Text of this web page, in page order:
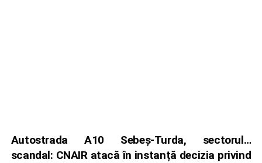
Autostrada A10 Sebeș-Turda, sectorul…
scandal: CNAIR atacă în instanță decizia privind